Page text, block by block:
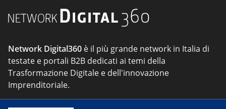
Network Digital360 è il più grande network in Italia di
testate e portali B2B dedicati ai temi della
Trasformazione Digitale e dell'innovazione
Imprenditoriale.